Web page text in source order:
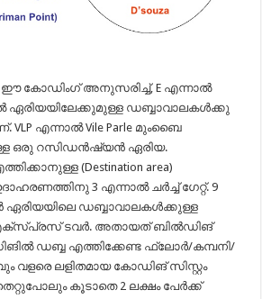
ഈ കോഡിംഗ് അനുസരിച്ച്, E എന്നാൽ
ഡബ്ബാവാലകൾക്കു
എന്നാൽ Vile Parle മുംബൈ
ഒരു റസിഡൻഷ്യൻ ഏരിയ.
(Destination area)
3 എന്നാൽ ചർച്ച് ഗേറ്റ്. 9
ഏരിയയിലെ ഡബ്ബാവാലകൾക്കുള്ള
ടവർ. അതായത് ബിൽഡിങ്
ഡബ്ബ എത്തിക്കേണ്ട ഫ്ലോർ/കമ്പനി/
വളരെ ലളിതമായ കോഡിങ് സിസ്റ്റം
കൂടാതെ 2 ലക്ഷം പേർക്ക്